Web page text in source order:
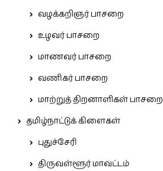
வழக்கறிஞர் பாசறை
உழவர் பாசறை
மாணவர் பாசறை
வணிகர் பாசறை
மாற்றுத் திறனாளிகள் பாசறை
தமிழ்நாட்டுக் கிளைகள்
புதுச்சேரி
திருவள்ளூர் மாவட்டம்